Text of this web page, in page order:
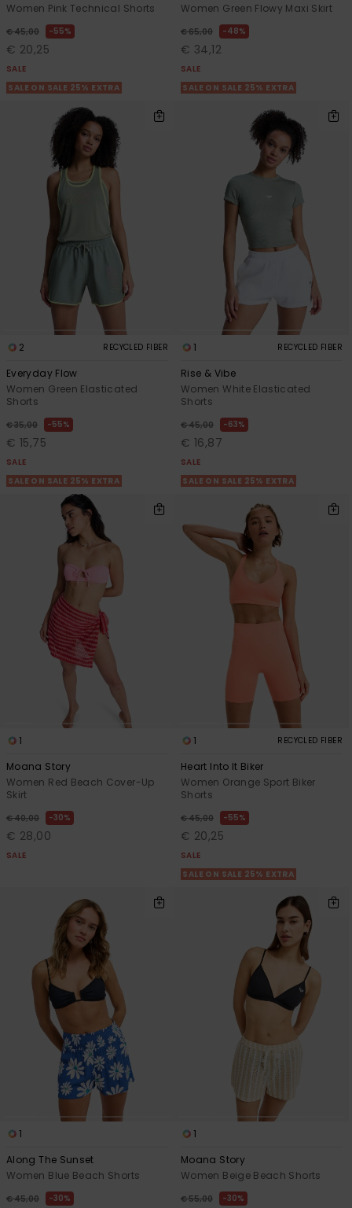
Women Pink Technical Shorts
€ 45,00 55%
€ 20,25
SALE
SALE ON SALE 25% EXTRA
Women Green Flowy Maxi Skirt
€ 65,00 48%
€ 34,12
SALE
SALE ON SALE 25% EXTRA
2 RECYCLED FIBER
Everyday Flow
Women Green Elasticated
Shorts
€ 35,00 55%
€ 15,75
SALE
SALE ON SALE 25% EXTRA
1 RECYCLED FIBER
Rise & Vibe
Women White Elasticated
Shorts
€ 45,00 63%
€ 16,87
SALE
SALE ON SALE 25% EXTRA
1
Moana Story
Women Red Beach Cover-Up
Skirt
€ 40,00 30%
€ 28,00
SALE
1 RECYCLED FIBER
Heart Into It Biker
Women Orange Sport Biker
Shorts
€ 45,00 55%
€ 20,25
SALE
SALE ON SALE 25% EXTRA
1
Along The Sunset
Women Blue Beach Shorts
€ 45,00 30%
1
Moana Story
Women Beige Beach Shorts
€ 55,00 30%